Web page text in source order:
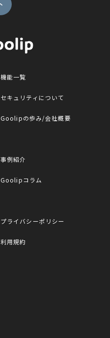
機能一覧
セキュリティについて
Goolipの歩み/会社概要
事例紹介
Goolipコラム
プライバシーポリシー
利用規約